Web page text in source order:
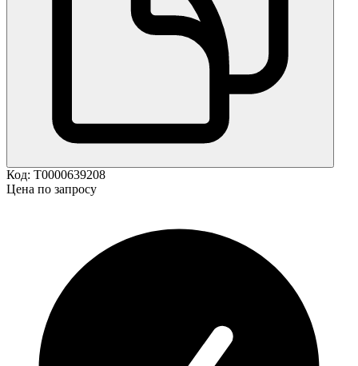
Код: Т0000639208
Цена по запросу